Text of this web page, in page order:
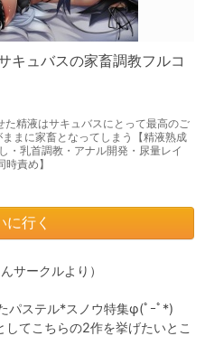
キュバスの家畜調教フルコ
精液はサキュバスにとって最高のご
まに家畜となってしまう【精液熟成
・乳首調教・アナル開発・尿量レイ
責め】
に行く
サークルより）
パステル*スノウ特集φ(ﾟｰﾟ*)
てこちらの2作を挙げたいとこ